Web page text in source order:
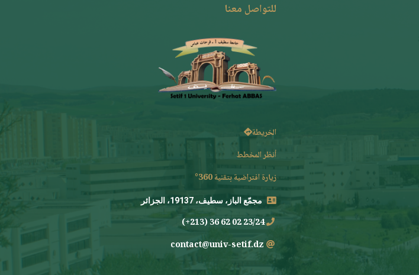
للتواصل معنا
الخريطة
أنظر المخطط
زيارة افتراضية بتقنية 360°
مجمّع الباز، سطيف، 19137، الجزائر
23/24 02 62 36 (213+)
contact@univ-setif.dz